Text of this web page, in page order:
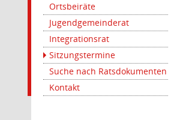
Ortsbeiräte
Jugendgemeinderat
Integrationsrat
Sitzungstermine
Suche nach Ratsdokumenten
Kontakt